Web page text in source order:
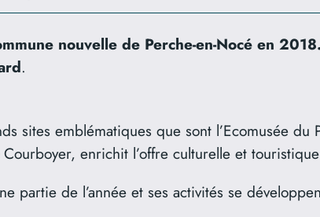
nouvelle de Perche-en-Nocé en
.
sites emblématiques que sont l’Ecomusée
enrichit l’offre culturelle et
partie de l’année et ses activités se